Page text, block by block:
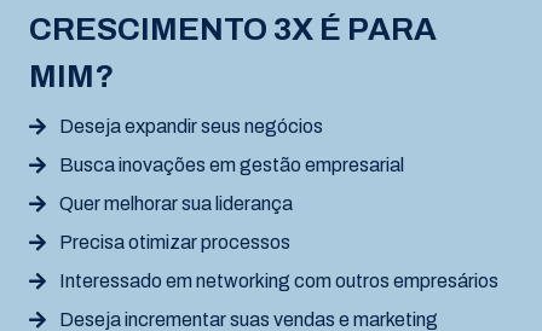
CRESCIMENTO 3X É PARA
MIM?
Deseja expandir seus negócios
Busca inovações em gestão empresarial
Quer melhorar sua liderança
Precisa otimizar processos
Interessado em networking com outros empresários
Deseja incrementar suas vendas e marketing